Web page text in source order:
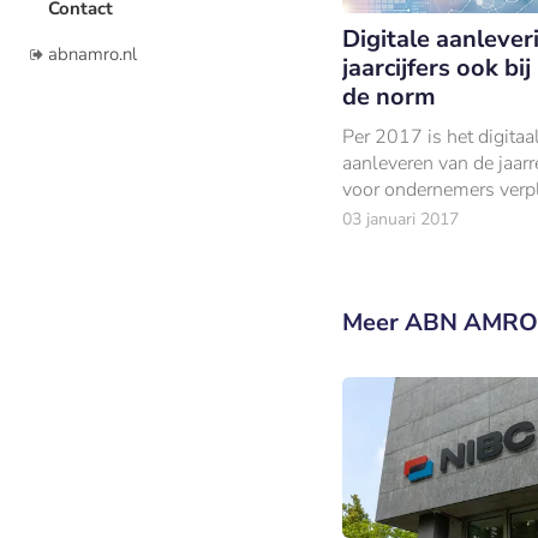
Contact
abnamro.nl
Digitale
jaarcijfers ook bij
de norm
Per 2017 is het
aanleveren van de
voor ondernemers
Kamer van Koophandel.
03 januari 2017
Meer ABN